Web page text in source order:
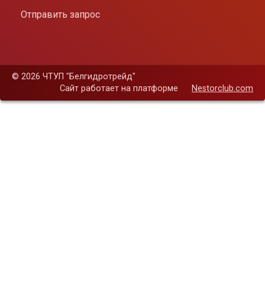
Отправить запрос
© 2026 ЧТУП "Белгидротрейд"
Сайт работает на платформе
Nestorclub.com